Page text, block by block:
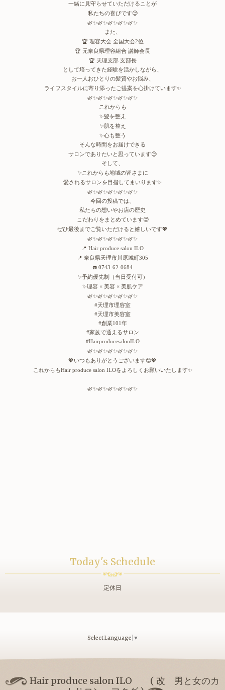
一緒に見守らせていただけることが
私たちの喜びです😊
🌿✨🌿✨🌿✨🌿✨🌿✨
また、
🏆 理容大会 全国大会2位
🏆 元奈良県理容組合 講師会長
🏆 天理支部 支部長
として培ってきた経験を活かしながら、
お一人おひとりの髪質やお悩み、
ライフスタイルに寄り添ったご提案を心掛けています✨
🌿✨🌿✨🌿✨🌿✨🌿✨
これからも
✨髪を整え
✨肌を整え
✨心も整う
そんな時間をお届けできる
サロンでありたいと思っています😊
そして、
✨これからも地域の皆さまに
愛されるサロンを目指してまいります✨
🌿✨🌿✨🌿✨🌿✨🌿✨
今回の投稿では、
私たちの想いやお店の歴史
こだわりをまとめています😊
ぜひ最後までご覧いただけると嬉しいです💖
🌿✨🌿✨🌿✨🌿✨🌿✨
📍 Hair produce salon ILO
📍 奈良県天理市川原城町 305
☎️ 0743-62-0684
✨予約優先制（当日受付可）
✨理容× 美容× 美肌ケア
🌿✨🌿✨🌿✨🌿✨🌿✨
#天理市理容室
#天理市美容室
#創業101 年
#家族で通えるサロン
#HairproducesalonILO
🌿✨🌿✨🌿✨🌿✨🌿✨
💖いつもありがとうございます😊💖
これからもHair produce salon ILOをよろしくお願いいたします✨
🌿✨🌿✨🌿✨🌿✨🌿✨
Today's Schedule
定休日
Select Language ▼
Hair produce salon ILO ( 改 男と女のカ